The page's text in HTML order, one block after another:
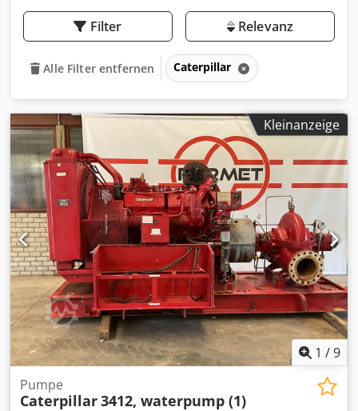
Filter Relevanz
Alle Filter entfernen Caterpillar
Kleinanzeige
1 /9
Pumpe
Caterpillar3412, waterpump (1)